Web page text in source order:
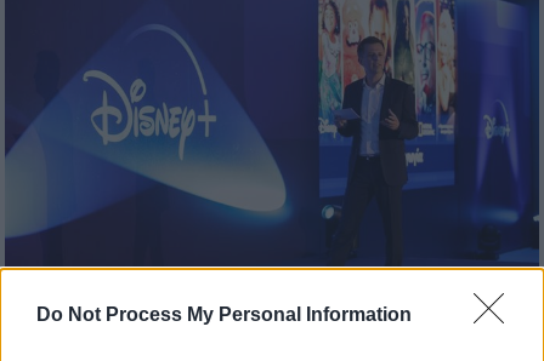
Do Not Process My Personal Information